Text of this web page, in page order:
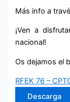
Más info a
¡Ven a
nacional!
Os dejamos el
RFEK 76 –
Descarga